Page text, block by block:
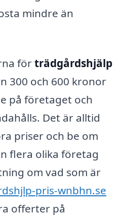
mindre än
förträdgårdshjälp
300 och 600 kronor
på företaget och
Det är alltid
priser och be om
flera olika företag
om vad som är
pris-wnbhn.se
offerter på